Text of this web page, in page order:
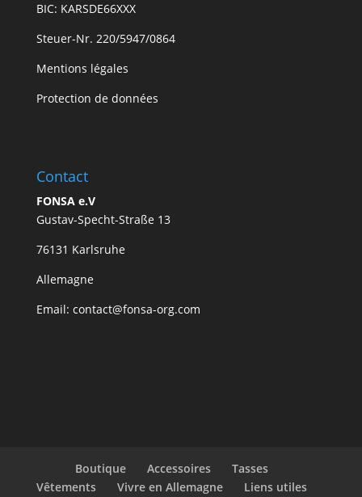
BIC: KARSDE66XXX
Steuer-Nr. 220/5947/0864
Mentions légales
Protection de données
Contact
FONSA e.V
Gustav-Specht-Straße 13
76131 Karlsruhe
Allemagne
Email: contact@fonsa-org.com
Boutique Accessoires
Tasses
Vêtements
Vivre en Allemagne Liens utiles